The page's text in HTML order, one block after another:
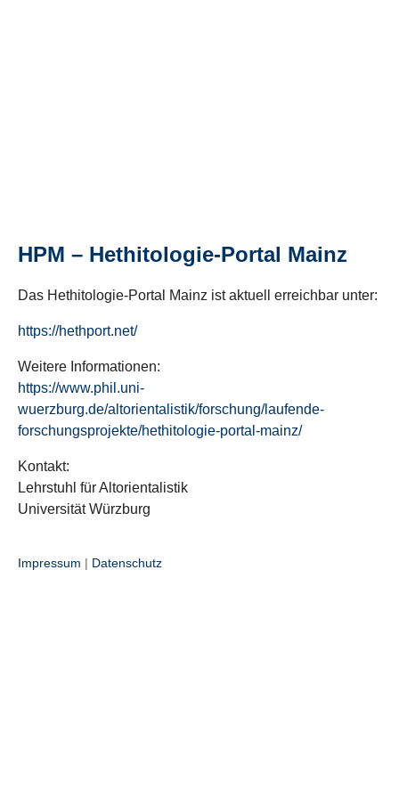
HPM – Hethitologie-Portal Mainz
Das Hethitologie-Portal Mainz ist aktuell erreichbar unter:
https://hethport.net/
Weitere Informationen:
https://www.phil.uni-
wuerzburg.de/altorientalistik/forschung/laufende-
forschungsprojekte/hethitologie-portal-mainz/
Kontakt:
Lehrstuhl für Altorientalistik
Universität Würzburg
Impressum | Datenschutz